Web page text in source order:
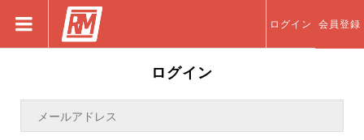
ログイン 会員登録
ログイン